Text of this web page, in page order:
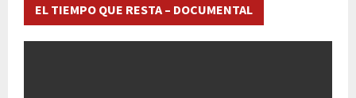
EL TIEMPO QUE RESTA – DOCUMENTAL